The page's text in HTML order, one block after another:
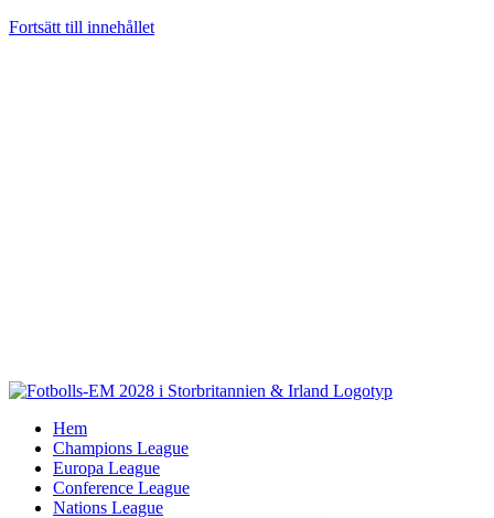
Fortsätt till innehållet
Hem
Champions League
Europa League
Conference League
Nations League